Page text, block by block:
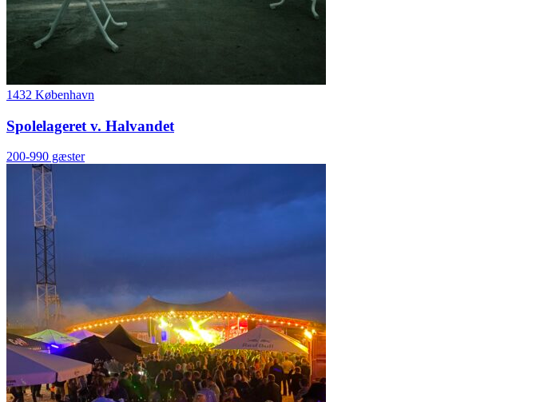
1432 København
Spolelageret v. Halvandet
200-990 gæster